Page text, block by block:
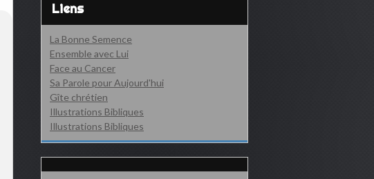
Liens
La Bonne Semence
Ensemble avec Lui
Face au Cancer
Sa Parole pour Aujourd'hui
Gîte chrétien
Illustrations Bibliques
Illustrations Bibliques